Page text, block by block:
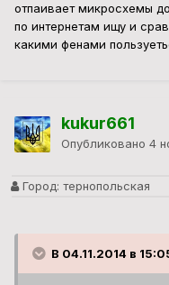
отпаивает микросхемы
по интернетам ищу и
какими фенами
kukur661
Опубликовано 4
Город: тернопольская
В 04.11.2014 в